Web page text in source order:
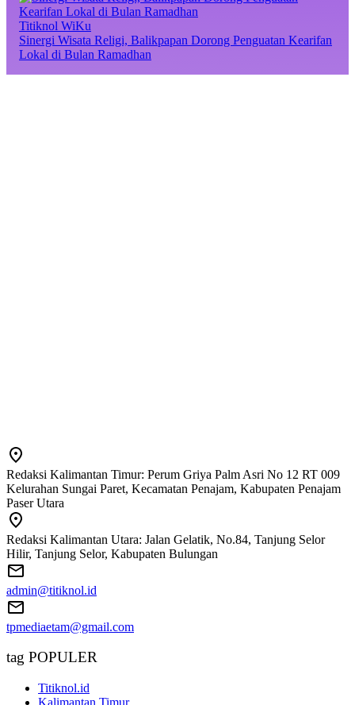
Titiknol WiKu
Sinergi Wisata Religi, Balikpapan Dorong Penguatan Kearifan
Lokal di Bulan Ramadhan
Redaksi Kalimantan Timur: Perum Griya Palm Asri No 12 RT 009
Kelurahan Sungai Paret, Kecamatan Penajam, Kabupaten Penajam
Paser Utara
Redaksi Kalimantan Utara: Jalan Gelatik, No.84, Tanjung Selor
Hilir, Tanjung Selor, Kabupaten Bulungan
admin@titiknol.id
tpmediaetam@gmail.com
tag POPULER
Titiknol.id